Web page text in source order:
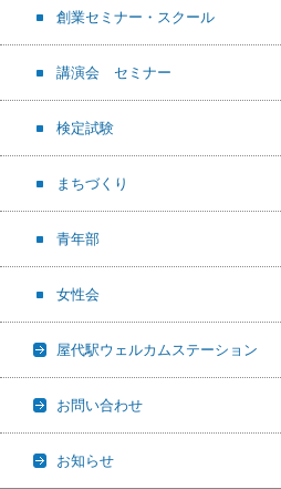
創業セミナー・スクール
講演会 セミナー
検定試験
まちづくり
青年部
女性会
屋代駅ウェルカムステーション
お問い合わせ
お知らせ